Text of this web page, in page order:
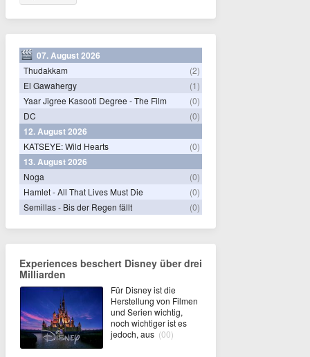
07. August 2026
Thudakkam
(2)
El Gawahergy
(1)
Yaar Jigree Kasooti Degree - The Film
(0)
DC
(0)
12. August 2026
KATSEYE: Wild Hearts (0)
13. August 2026
Noga
(0)
Hamlet - All That Lives Must Die
(0)
Semillas - Bis der Regen fällt
(0)
Experiences beschert Disney über drei
Milliarden
Für Disney ist die
Herstellung von Filmen
und Serien wichtig,
noch wichtiger ist es
jedoch, aus (00)